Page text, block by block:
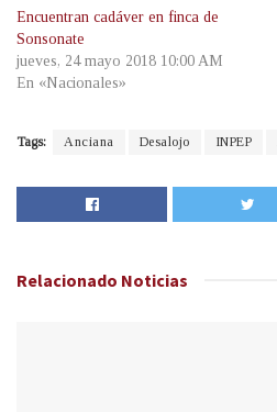
Encuentran cadáver en finca de
Sonsonate
jueves, 24 mayo 2018 10:00 AM
En «Nacionales»
Tags: Anciana Desalojo INPEP
Relacionado Noticias